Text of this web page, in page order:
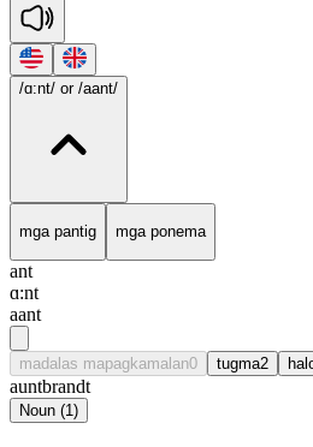
/ɑ:nt/ or /aant/
mga pantig mga ponema
ant
ɑ:nt
aant
madalas mapagkamalan0 tugma2
auntbrandt
Noun (1)